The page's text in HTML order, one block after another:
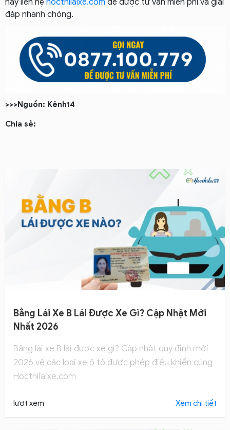
hãy liên hệ hocthilaixe.com để được tư vấn miễn phí và giải
đáp nhanh chóng.
>>>Nguồn: Kênh14
Chia sẻ:
Bằng Lái Xe B Lái Được Xe Gì? Cập Nhật Mới
Nhất 2026
Bằng lái xe B lái được xe gì? Cập nhật quy định mới
2026 về các loại xe ô tô được phép điều khiển cùng
Hocthilaixe.com
lượt xem Xem chi tiết